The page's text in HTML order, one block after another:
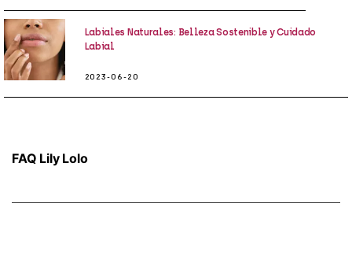
Labiales Naturales: Belleza Sostenible y Cuidado
Labial
2023-06-20
FAQ Lily Lolo